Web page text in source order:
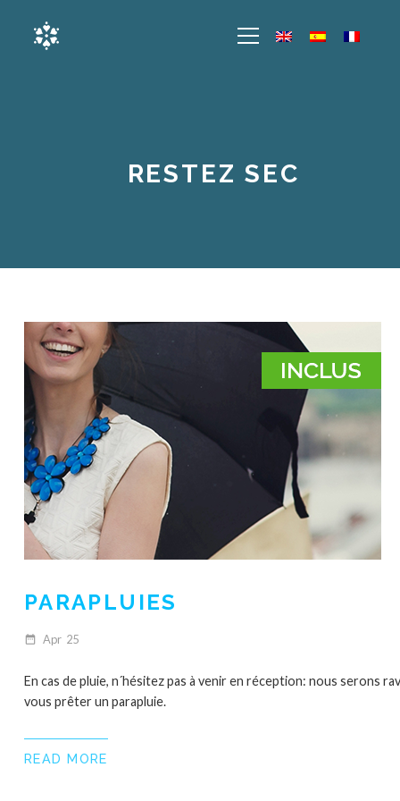
RESTEZ SEC
PARAPLUIES
date_range Apr 25
En cas de pluie, n´hésitez pas à venir en réception: nous serons
vous prêter un parapluie.
READ MORE